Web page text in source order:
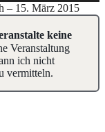
keine
Veranstaltung
ich nicht
vermitteln.